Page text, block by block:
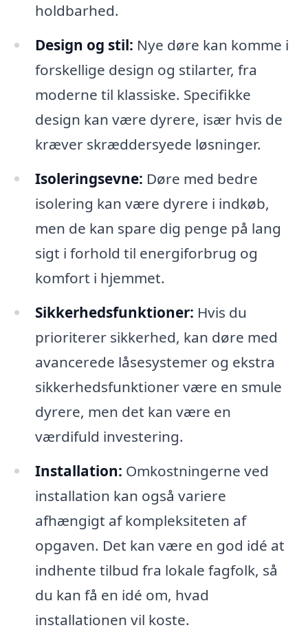
holdbarhed.
Design og stil: Nye døre kan komme i
forskellige design og stilarter, fra
moderne til klassiske. Specifikke
design kan være dyrere, især hvis de
kræver skræddersyede løsninger.
Isoleringsevne: Døre med bedre
isolering kan være dyrere i indkøb,
men de kan spare dig penge på lang
sigt i forhold til energiforbrug og
komfort i hjemmet.
Sikkerhedsfunktioner: Hvis du
prioriterer sikkerhed, kan døre med
avancerede låsesystemer og ekstra
sikkerhedsfunktioner være en smule
dyrere, men det kan være en
værdifuld investering.
Installation: Omkostningerne ved
installation kan også variere
afhængigt af kompleksiteten af
opgaven. Det kan være en god idé at
indhente tilbud fra lokale fagfolk, så
du kan få en idé om, hvad
installationen vil koste.